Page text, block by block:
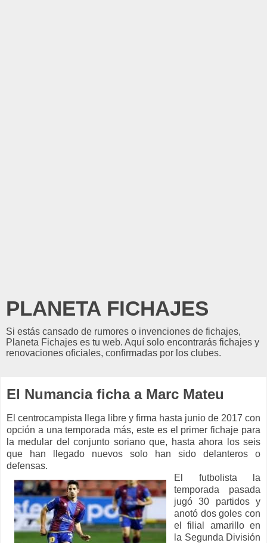
PLANETA FICHAJES
Si estás cansado de rumores o invenciones de fichajes,
Planeta Fichajes es tu web. Aquí solo encontrarás fichajes y
renovaciones oficiales, confirmadas por los clubes.
El Numancia ficha a Marc Mateu
El centrocampista llega libre y firma hasta junio de 2017 con
opción a una temporada más, este es el primer fichaje para
la medular del conjunto soriano que, hasta ahora los seis
que han llegado nuevos solo han sido delanteros o
defensas.
El futbolista la
temporada pasada
jugó 30 partidos y
anotó dos goles con
el filial amarillo en
la Segunda División